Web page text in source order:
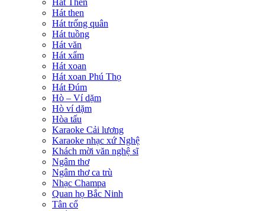
Hát Then
Hát then
Hát trống quân
Hát tuồng
Hát văn
Hát xẩm
Hát xoan
Hát xoan Phú Thọ
Hát Đúm
Hò – Ví dặm
Hò ví dặm
Hòa tấu
Karaoke Cải lương
Karaoke nhạc xứ Nghệ
Khách mời văn nghệ sĩ
Ngâm thơ
Ngâm thơ ca trù
Nhạc Champa
Quan họ Bắc Ninh
Tân cổ